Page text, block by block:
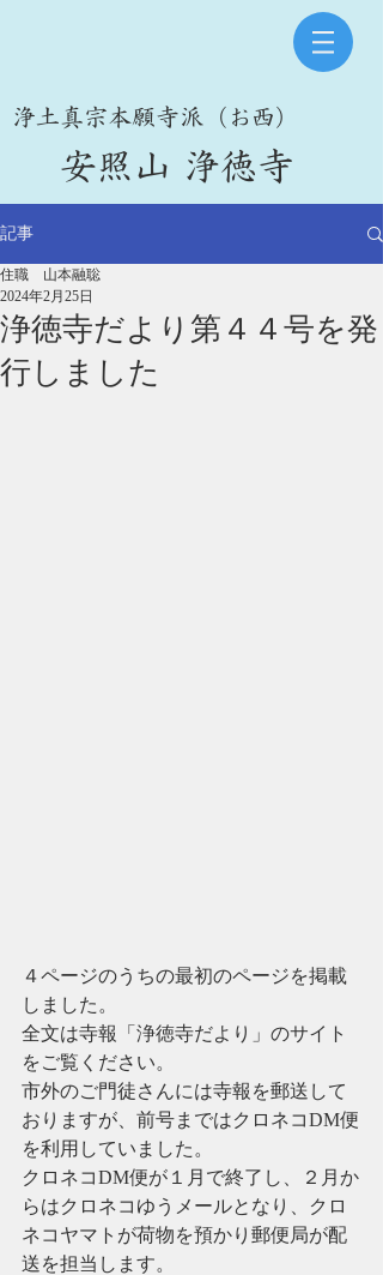
​浄土真宗本願寺派（お西）
​安照山 浄徳寺
記事
浄徳寺だより第４４号を発
行しました
住職 山本融聡
2024年2月25日
４ページのうちの最初のページを掲載
しました。
全文は寺報「浄徳寺だより」のサイト
をご覧ください。
市外のご門徒さんには寺報を郵送して
おりますが、前号まではクロネコDM便
を利用していました。
クロネコDM便が１月で終了し、２月か
らはクロネコゆうメールとなり、クロ
ネコヤマトが荷物を預かり郵便局が配
送を担当します。